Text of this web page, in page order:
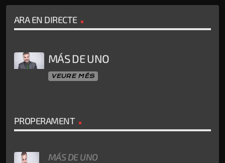
ARA EN DIRECTE
MÁS DE UNO
VEURE MÉS
PROPERAMENT
MÁS DE UNO